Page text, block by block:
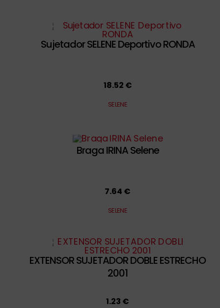
Sujetador SELENE Deportivo RONDA
18.52 €
SELENE
Braga IRINA Selene
7.64 €
SELENE
EXTENSOR SUJETADOR DOBLE ESTRECHO
2001
1.23 €